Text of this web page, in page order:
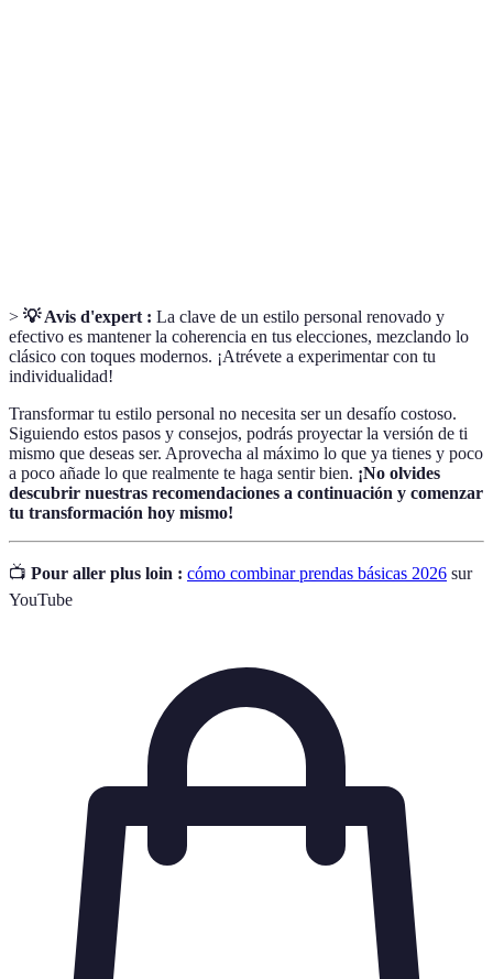
> 💡 Avis d'expert : La clave de un estilo personal renovado y
efectivo es mantener la coherencia en tus elecciones, mezclando lo
clásico con toques modernos. ¡Atrévete a experimentar con tu
individualidad!
Transformar tu estilo personal no necesita ser un desafío costoso.
Siguiendo estos pasos y consejos, podrás proyectar la versión de ti
mismo que deseas ser. Aprovecha al máximo lo que ya tienes y poco
a poco añade lo que realmente te haga sentir bien. ¡No olvides
descubrir nuestras recomendaciones a continuación y comenzar
tu transformación hoy mismo!
📺 Pour aller plus loin : cómo combinar prendas básicas 2026 sur
YouTube